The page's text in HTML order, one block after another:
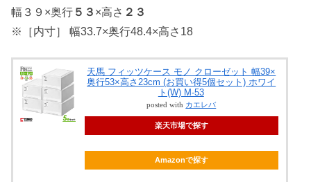
幅３９×奥行 ５３ ×高さ ２３
※［内寸］ 幅33.7×奥行48.4×高さ18
天馬 フィッツケース モノ クローゼット 幅39×
奥行53×高さ23cm (お買い得5個セット) ホワイ
ト(W) M-53
posted with カエレバ
楽天市場で探す
Amazonで探す